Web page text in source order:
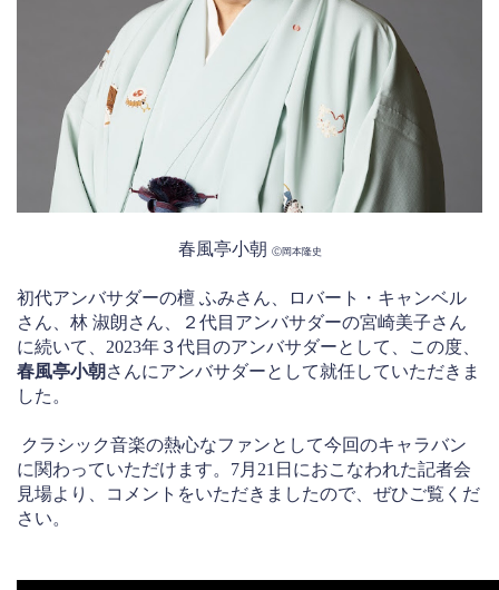
春風亭小朝 Ⓒ岡本隆史
初代アンバサダーの檀 ふみさん、ロバート・キャンベル
さん、林 淑朗さん、２代目アンバサダーの宮崎美子さん
に続いて、2023年３代目のアンバサダーとして、この度、
春風亭小朝 さんにアンバサダーとして就任していただきま
した。
クラシック音楽の熱心なファンとして今回のキャラバン
に関わっていただけます。7月21日におこなわれた記者会
見場より、コメントをいただきましたので、ぜひご覧くだ
さい。